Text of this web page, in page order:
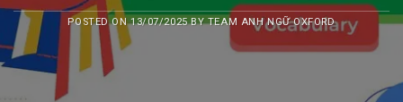
POSTED ON13/07/2025BYTEAM ANH NGỮ OXFORD